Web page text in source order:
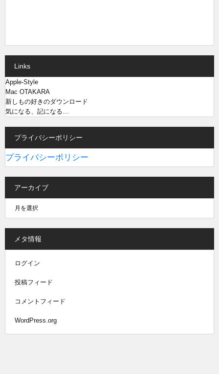
Links
Apple-Style
Mac OTAKARA
新しもの好きのダウンロード
気になる、記になる…
プライバシーポリシー
プライバシーポリシー
アーカイブ
メタ情報
ログイン
投稿フィード
コメントフィード
WordPress.org